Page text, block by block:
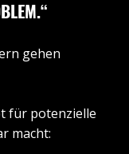
gehen
für potenzielle
macht: